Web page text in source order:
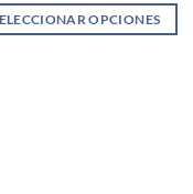
OPCIONES